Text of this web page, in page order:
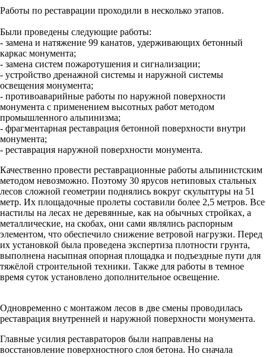
Работы по реставрации проходили в несколько этапов.
Были проведены следующие работы:
- замена и натяжение 99 канатов, удерживающих бетонный
каркас монумента;
- замена систем пожаротушения и сигнализации;
- устройство дренажной системы и наружной системы
освещения монумента;
- противоаварийные работы по наружной поверхности
монумента с применением высотных работ методом
промышленного альпинизма;
- фрагментарная реставрация бетонной поверхности внутри
монумента;
- реставрация наружной поверхности монумента.
Качественно провести реставрационные работы альпинистским
методом невозможно. Поэтому 30 ярусов нетиповых стальных
лесов сложной геометрии поднялись вокруг скульптуры на 51
метр. Их площадочные пролеты составили более 2,5 метров. Все
настилы на лесах не деревянные, как на обычных стройках, а
металлические, на скобах, они сами являлись распорным
элементом, что обеспечило снижение ветровой нагрузки. Перед
их установкой была проведена экспертиза плотности грунта,
выполнена насыпная опорная площадка и подъездные пути для
тяжёлой строительной техники. Также для работы в темное
время суток установлено дополнительное освещение.
Одновременно с монтажом лесов в две смены проводилась
реставрация внутренней и наружной поверхности монумента.
Главные усилия реставраторов были направлены на
восстановление поверхностного слоя бетона. Но сначала